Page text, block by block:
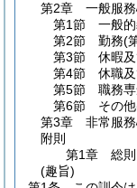
第2章
一般服
第1節
一般
第2節
勤務(
第3節
休暇
第4節
休職
第5節
職務
第6節
その他
第3章
非常服
附則
第1章
総則
(趣旨)